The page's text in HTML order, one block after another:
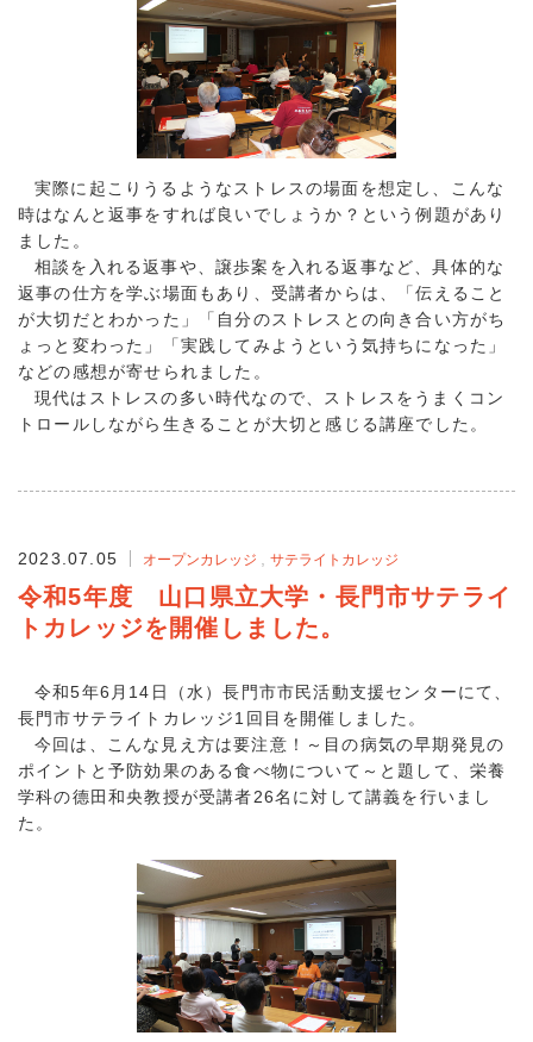
実際に起こりうるようなストレスの場面を想定し、こんな
時はなんと返事をすれば良いでしょうか？という例題があり
ました。
相談を入れる返事や、譲歩案を入れる返事など、具体的な
返事の仕方を学ぶ場面もあり、受講者からは、「伝えること
が大切だとわかった」「自分のストレスとの向き合い方がち
ょっと変わった」「実践してみようという気持ちになった」
などの感想が寄せられました。
現代はストレスの多い時代なので、ストレスをうまくコン
トロールしながら生きることが大切と感じる講座でした。
2023.07.05 オープンカレッジ サテライトカレッジ
令和5年度 山口県立大学・長門市サテライ
トカレッジを開催しました。
令和5年6月14日（水）長門市市民活動支援センターにて、
長門市サテライトカレッジ1回目を開催しました。
今回は、こんな見え方は要注意！～目の病気の早期発見の
ポイントと予防効果のある食べ物について～と題して、栄養
学科の德田和央教授が受講者26名に対して講義を行いまし
た。